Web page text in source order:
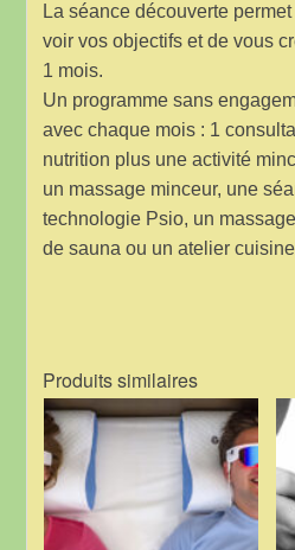
La séance découverte
voir vos objectifs et de vous
1 mois.
Un programme sans
avec chaque mois : 1
nutrition plus une activité
un massage minceur, une
technologie Psio, un
de sauna ou un atelier cuisine
Produits similaires